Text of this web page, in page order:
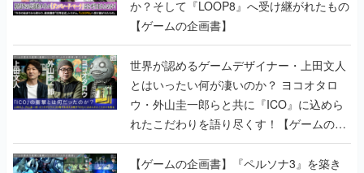
か？そして『LOOP8』へ受け継がれたもの
【ゲームの企画書】
世界が認めるゲームデザイナー・上田文人
とはいったい何が凄いのか？ ヨコオタロ
ウ・外山圭一郎らと共に『ICO』に込めら
れたこだわりを語り尽くす！【ゲームの企
画書】
【ゲームの企画書】『ペルソナ3』を築き